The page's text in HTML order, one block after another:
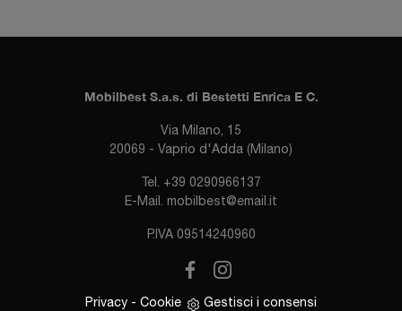
Mobilbest S.a.s. di Bestetti Enrica E C.
Via Milano, 15
20069 - Vaprio d'Adda (Milano)
Tel. +39 0290966137
E-Mail. mobilbest@email.it
P.IVA 09514240960
Privacy - Cookie Gestisci i consensi